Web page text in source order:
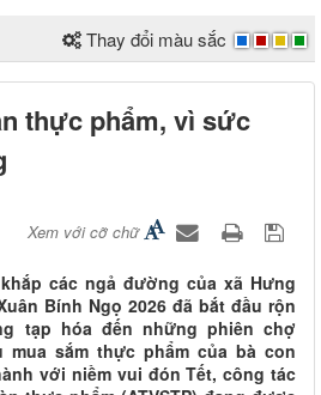
Thay đổi màu sắc
thực phẩm, vì sức
Xem với cỡ chữ
các ngả đường của xã Hưng
Bính Ngọ 2026 đã bắt đầu rộn
tạp hóa đến những phiên chợ
mua sắm thực phẩm của bà con
với niềm vui đón Tết, công tác